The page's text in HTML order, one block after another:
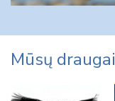
Mūsų draugai